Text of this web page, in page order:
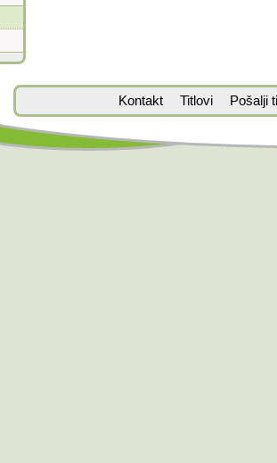
Kontakt Titlovi Pošalji